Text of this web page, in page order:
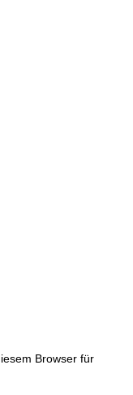
Browser für